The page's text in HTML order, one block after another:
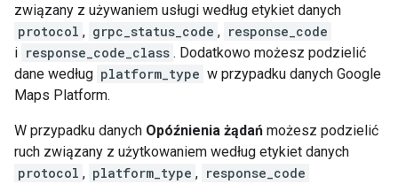
związany z używaniem usługi według etykiet danych
protocol , grpc_status_code , response_code
i response_code_class . Dodatkowo możesz podzielić
dane według platform_type w przypadku danych Google
Maps Platform.
W przypadku danych Opóźnienia żądań możesz podzielić
ruch związany z użytkowaniem według etykiet danych
protocol , platform_type , response_code